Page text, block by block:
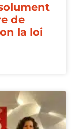
de
la loi